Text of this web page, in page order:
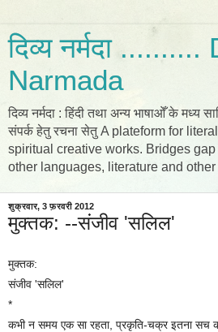
दिव्य नर्मदा
Narmada
दिव्य नर्मदा : हिंदी तथा अन्य भाषाओँ के मध्य
संपर्क हेतु रचना सेतु A plateform for
spiritual creative works. Bridges
other languages, literature and
शुक्रवार, 3 फ़रवरी 2012
मुक्तक: --संजीव 'सलिल'
मुक्तक:
संजीव 'सलिल'
*
कभी न समय एक सा रहता, प्रकृति-चक्र इतना सच